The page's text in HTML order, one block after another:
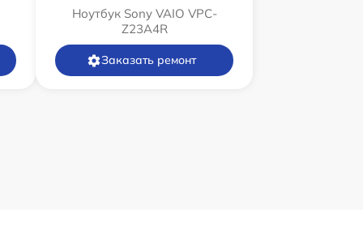
Ноутбук Sony VAIO VPC-
Z23A4R
Заказать ремонт